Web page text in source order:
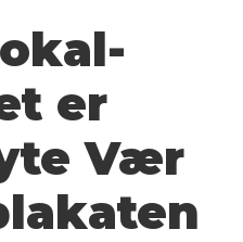
er
Vær